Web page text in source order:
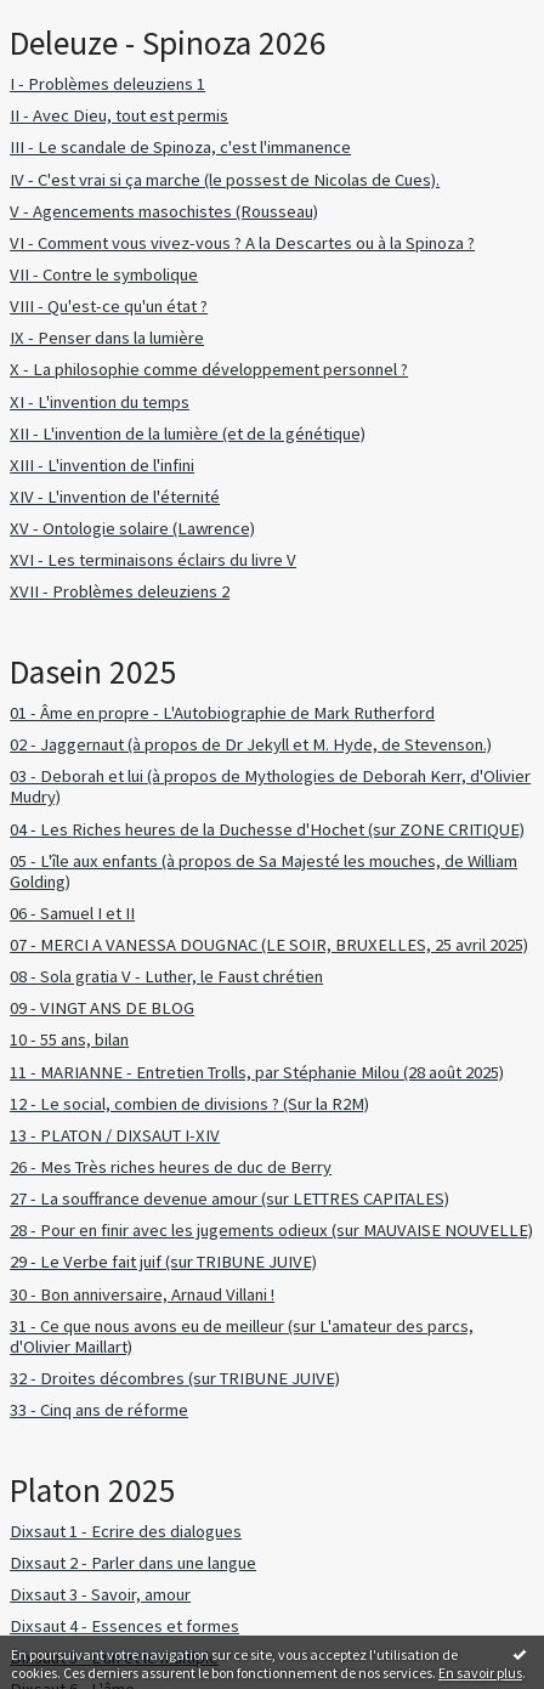
En poursuivant votre navigation sur ce site, vous acceptez l'utilisation de
cookies. Ces derniers assurent le bon fonctionnement de nos services. En savoir plus.
Deleuze - Spinoza 2026
I - Problèmes deleuziens 1
II - Avec Dieu, tout est permis
III - Le scandale de Spinoza, c'est l'immanence
IV - C'est vrai si ça marche (le possest de Nicolas de Cues).
V - Agencements masochistes (Rousseau)
VI - Comment vous vivez-vous ? A la Descartes ou à la Spinoza ?
VII - Contre le symbolique
VIII - Qu'est-ce qu'un état ?
IX - Penser dans la lumière
X - La philosophie comme développement personnel ?
XI - L'invention du temps
XII - L'invention de la lumière (et de la génétique)
XIII - L'invention de l'infini
XIV - L'invention de l'éternité
XV - Ontologie solaire (Lawrence)
XVI - Les terminaisons éclairs du livre V
XVII - Problèmes deleuziens 2
Dasein 2025
01 - Âme en propre - L'Autobiographie de Mark Rutherford
02 - Jaggernaut (à propos de Dr Jekyll et M. Hyde, de Stevenson.)
03 - Deborah et lui (à propos de Mythologies de Deborah Kerr, d'Olivier
Mudry)
04 - Les Riches heures de la Duchesse d'Hochet (sur ZONE CRITIQUE)
05 - L'île aux enfants (à propos de Sa Majesté les mouches, de William
Golding)
06 - Samuel I et II
07 - MERCI A VANESSA DOUGNAC (LE SOIR, BRUXELLES, 25 avril 2025)
08 - Sola gratia V - Luther, le Faust chrétien
09 - VINGT ANS DE BLOG
10 - 55 ans, bilan
11 - MARIANNE - Entretien Trolls, par Stéphanie Milou (28 août 2025)
12 - Le social, combien de divisions ? (Sur la R2M)
13 - PLATON / DIXSAUT I-XIV
26 - Mes Très riches heures de duc de Berry
27 - La souffrance devenue amour (sur LETTRES CAPITALES)
28 - Pour en finir avec les jugements odieux (sur MAUVAISE NOUVELLE)
29 - Le Verbe fait juif (sur TRIBUNE JUIVE)
30 - Bon anniversaire, Arnaud Villani !
31 - Ce que nous avons eu de meilleur (sur L'amateur des parcs,
d'Olivier Maillart)
32 - Droites décombres (sur TRIBUNE JUIVE)
33 - Cinq ans de réforme
Platon 2025
Dixsaut 1 - Ecrire des dialogues
Dixsaut 2 - Parler dans une langue
Dixsaut 3 - Savoir, amour
Dixsaut 4 - Essences et formes
Dixsaut 5 - L'un et le multiple